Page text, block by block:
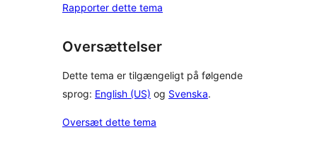
Rapporter dette tema
Oversættelser
Dette tema er tilgængeligt på følgende
sprog: English (US) og Svenska.
Oversæt dette tema